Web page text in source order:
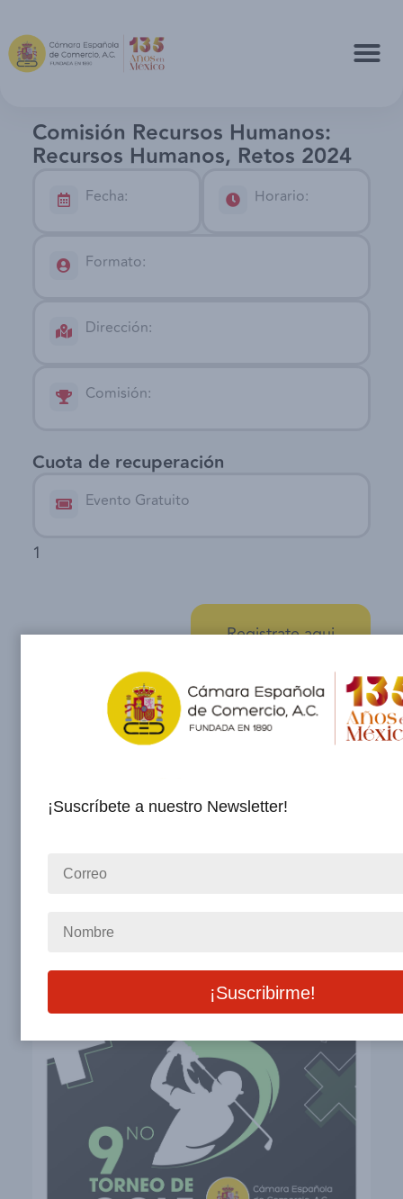
Comisión Recursos Humanos:
Recursos Humanos, Retos 2024
Fecha: Horario:
Formato:
Dirección:
Comisión:
Cuota de recuperación
Evento Gratuito
1
Registrate aqui
¡Suscríbete a nuestro Newsletter!